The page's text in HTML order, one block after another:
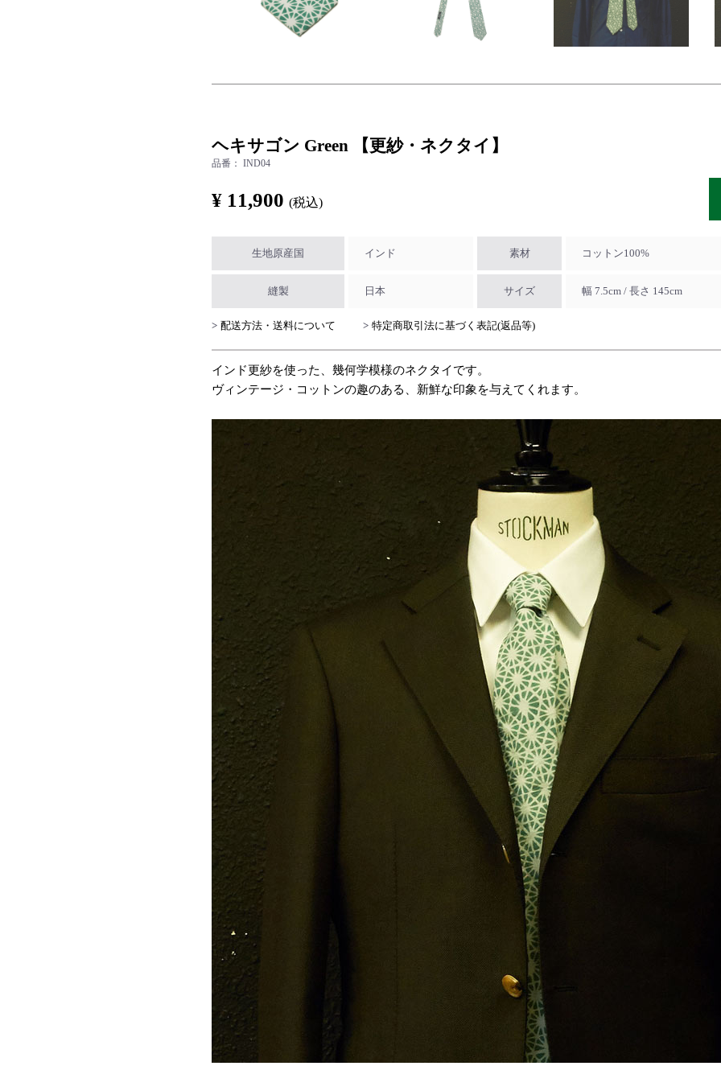
ヘキサゴン Green 【更紗・ネクタイ】
品番：IND04
¥ 11,900 (税込)
生地原産国 インド 素材 コットン100%
縫製 日本 サイズ 幅 7.5cm / 長さ 145cm
配送方法・送料について 特定商取引法に基づく表記(返品等)
インド更紗を使った、幾何学模様のネクタイです。
ヴィンテージ・コットンの趣のある、新鮮な印象を与えてくれます。